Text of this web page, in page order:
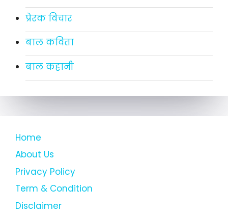
प्रेरक विचार
बाल कविता
बाल कहानी
Home
About Us
Privacy Policy
Term & Condition
Disclaimer